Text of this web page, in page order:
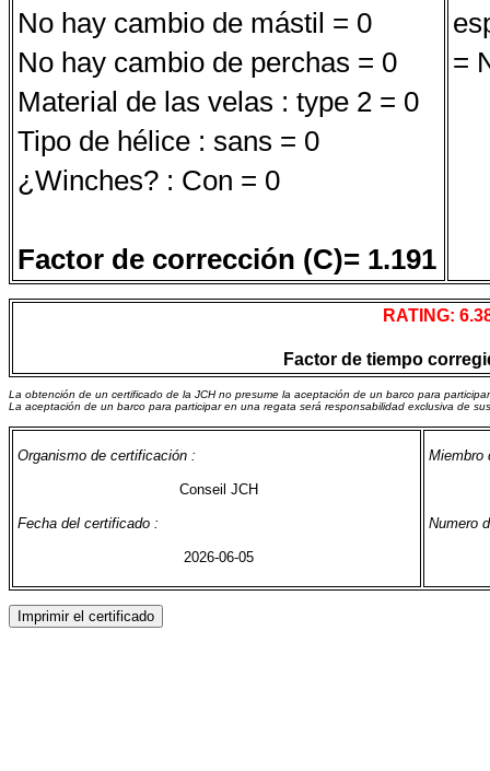
No hay cambio de mástil = 0
No hay cambio de perchas = 0
Material de las velas : type 2 = 0
Tipo de hélice : sans = 0
¿Winches? : Con = 0
Factor de corrección (C)= 1.191
=
RATING:
Factor de tiempo
La obtención de un certificado de la JCH no presume la aceptación de un barco para
La aceptación de un barco para participar en una regata será responsabilidad exclusiva de
Organismo de certificación :
Conseil JCH
Fecha del certificado :
2026-06-05
Miembro
Numero